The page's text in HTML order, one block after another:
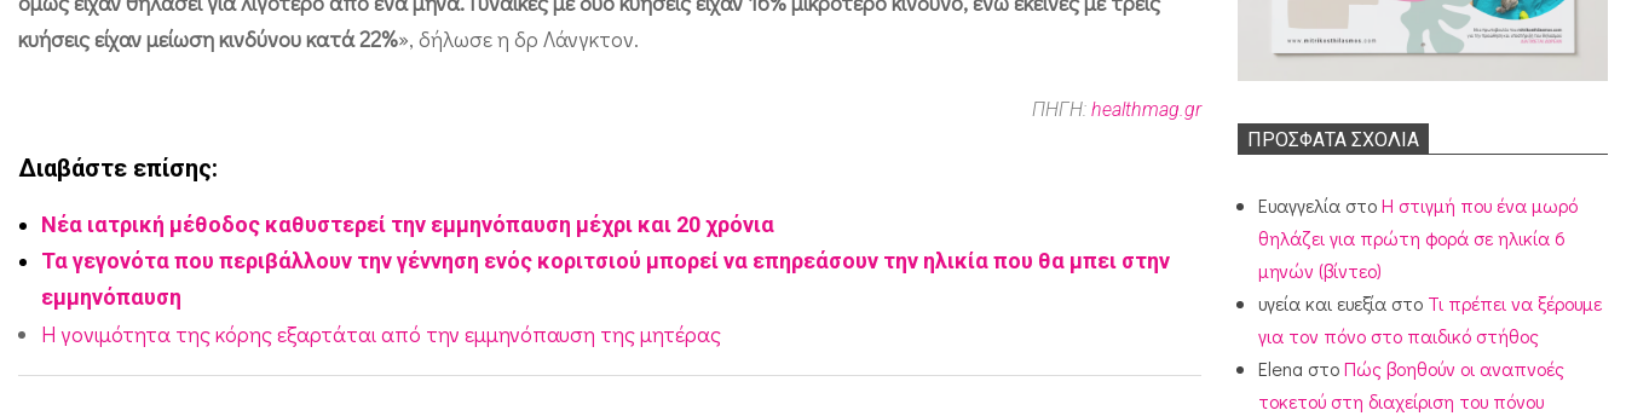
ι
ώ
υ
τ
κυήσεις είχαν μείωση κινδύνου κατά 22%», δήλωσε η δρ Λάνγκτον.
ΠΗΓΗ: healthmag.gr
Διαβάστε επίσης:
Νέα ιατρική μέθοδος καθυστερεί την εμμηνόπαυση μέχρι και 20 χρόνια
Τα γεγονότα που περιβάλλουν την γέννηση ενός κοριτσιού μπορεί να επηρεάσουν την ηλικία που θα μπει στην
εμμηνόπαυση
Η γονιμότητα της κόρης εξαρτάται από την εμμηνόπαυση της μητέρας
ΠΡΌΣΦΑΤΑ ΣΧΌΛΙΑ
Ευαγγελία στοΗ στιγμή που ένα μωρό
θηλάζει για πρώτη φορά σε ηλικία 6
μηνών (βίντεο)
υγεία και ευεξία στο Τι πρέπει να ξέρουμε
για τον πόνο στο παιδικό στήθος
Elena στοΠώς βοηθούν οι αναπνοές
τοκετού στη διαχείριση του πόνου